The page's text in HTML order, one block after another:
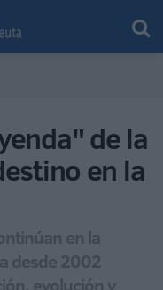
de la
en la
en la
desde 2002
evolución y